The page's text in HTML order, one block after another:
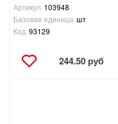
Артикул 103948
Базовая единица шт
Код 93129
244.50 руб